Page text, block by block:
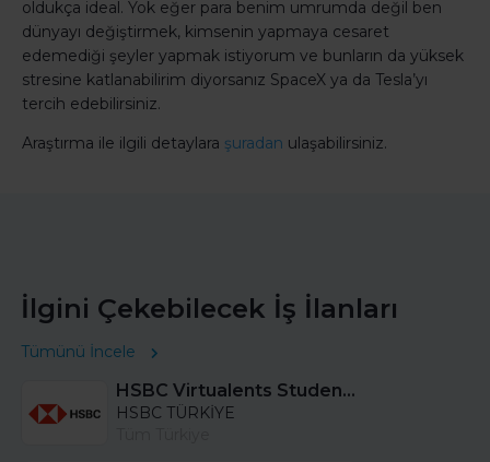
oldukça ideal. Yok eğer para benim umrumda değil ben
dünyayı değiştirmek, kimsenin yapmaya cesaret
edemediği şeyler yapmak istiyorum ve bunların da yüksek
stresine katlanabilirim diyorsanız SpaceX ya da Tesla’yı
tercih edebilirsiniz.
Araştırma ile ilgili detaylara şuradan ulaşabilirsiniz.
İlgini Çekebilecek İş İlanları
Tümünü İncele
HSBC Virtualents Student Program bu sene de devam ediyor!
HSBC TÜRKİYE